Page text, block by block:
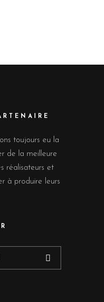
toujours eu la
de la meilleure
réalisateurs et
à produire leurs